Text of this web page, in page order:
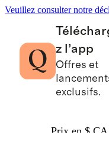
Veuillez consulter notre
z l’app
Offres et
exclusifs.
Prix en $ CA